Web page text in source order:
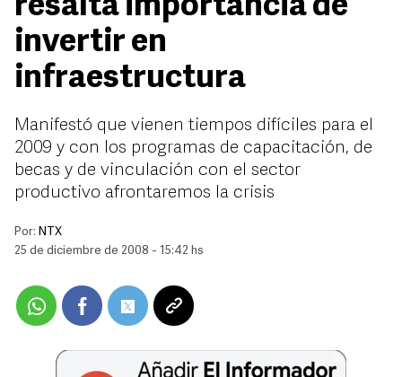
resalta importancia de
invertir en
infraestructura
Manifestó que vienen tiempos difíciles para el
2009 y con los programas de capacitación, de
becas y de vinculación con el sector
productivo afrontaremos la crisis
Por: NTX
25 de diciembre de 2008 - 15:42 hs